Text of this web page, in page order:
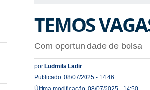
TEMOS
Com oportunidade de bolsa
por Ludmila Ladir
Publicado: 08/07/2025 - 14:46
Última modificação: 08/07/2025 - 14:50